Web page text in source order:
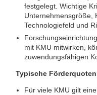
festgelegt. Wichtige
Unternehmensgröße,
Technologiefeld und
mit KMU mitwirken,
zuwendungsfähigen
Typische
Für viele KMU gilt